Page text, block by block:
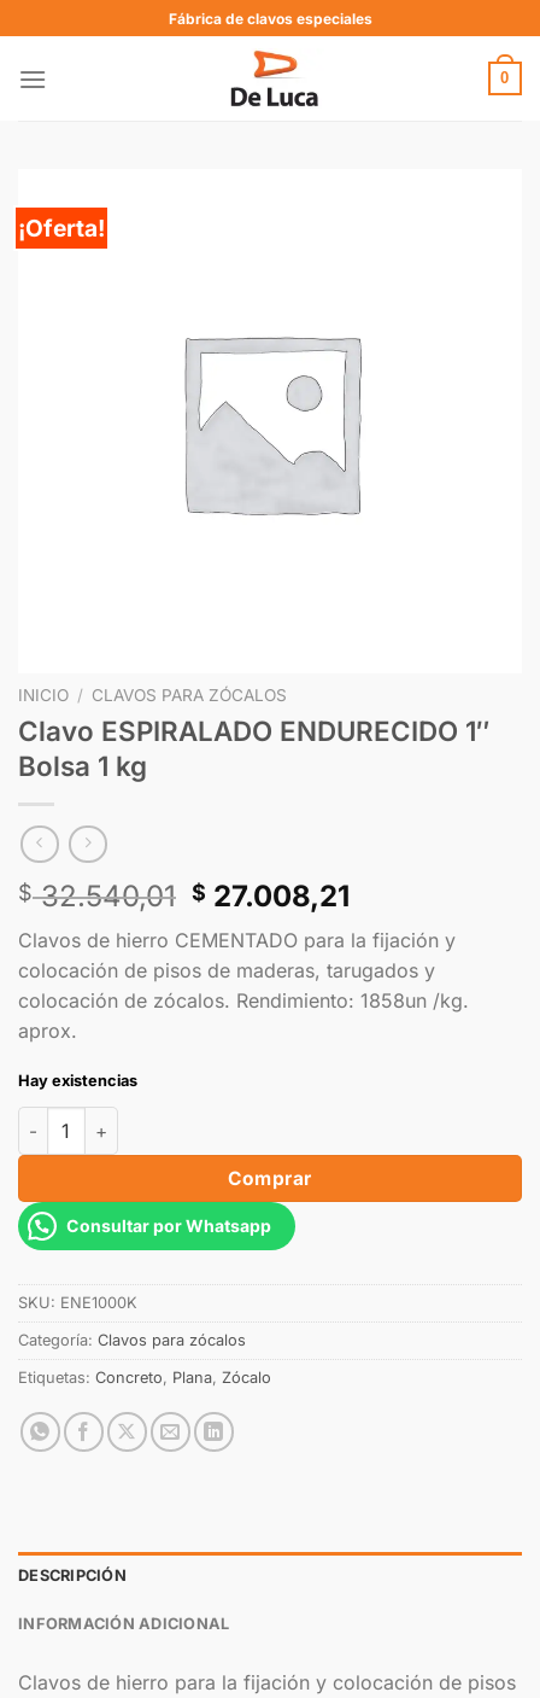
Fábrica de clavos especiales
0
¡Oferta!
INICIO / CLAVOS PARA ZÓCALOS
Clavo ESPIRALADO ENDURECIDO 1″
Bolsa 1 kg
$32.540,01 $ 27.008,21
Clavos de hierro CEMENTADO para la fijación y
colocación de pisos de maderas, tarugados y
colocación de zócalos. Rendimiento: 1858un /kg.
aprox.
Hay existencias
Comprar
Consultar por Whatsapp
SKU: ENE1000K
Categoría: Clavos para zócalos
Etiquetas: Concreto, Plana, Zócalo
DESCRIPCIÓN
INFORMACIÓN ADICIONAL
Clavos de hierro para la fijación y colocación de pisos